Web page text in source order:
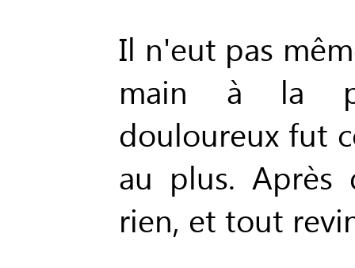
Il n'eut pas
main à la
douloureux fut
au plus.
rien, et tout